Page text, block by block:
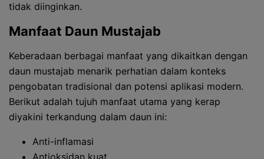
tidak diinginkan.
Manfaat Daun Mustajab
Keberadaan berbagai manfaat yang dikaitkan dengan
daun mustajab menarik perhatian dalam konteks
pengobatan tradisional dan potensi aplikasi modern.
Berikut adalah tujuh manfaat utama yang kerap
diyakini terkandung dalam daun ini:
Anti-inflamasi
Antioksidan kuat